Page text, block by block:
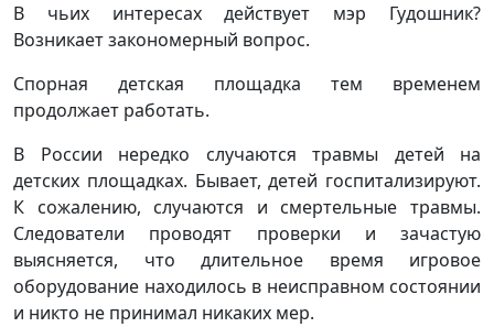
В чьих интересах действует мэр Гудошник?
Возникает закономерный вопрос.
Спорная детская площадка тем временем
продолжает работать.
В России нередко случаются травмы детей на
детских площадках. Бывает, детей госпитализируют.
К сожалению, случаются и смертельные травмы.
Следователи проводят проверки и зачастую
выясняется, что длительное время игровое
оборудование находилось в неисправном состоянии
и никто не принимал никаких мер.